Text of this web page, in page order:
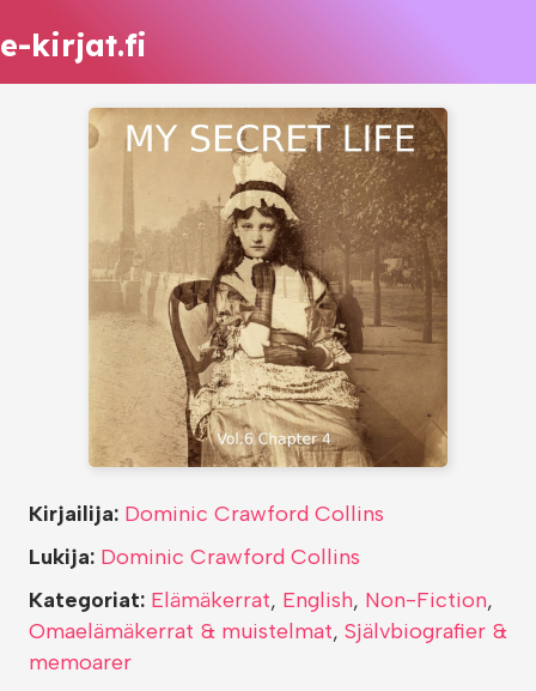
e-kirjat.fi
Kirjailija: Dominic Crawford Collins
Lukija: Dominic Crawford Collins
Kategoriat: Elämäkerrat, English, Non-Fiction,
Omaelämäkerrat & muistelmat, Självbiografier &
memoarer